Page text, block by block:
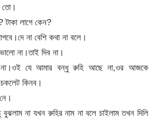
তো।
লাগে কেন?
না বেশি কথা না বলে।
না।তাই দিব না।
যে আমার বন্ধু রুহি আছে না,ওর আজকে
কিনব।
বুঝলাম না যখন রুহির নাম না বলে চাইলাম তখন দিলি